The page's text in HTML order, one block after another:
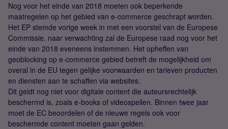
Nog voor het einde van 2018 moeten ook beperkende
maatregelen op het gebied van e-commerce geschrapt worden.
Het EP stemde vorige week in met een voorstel van de Europese
Commissie. naar verwachting zal de Europese raad nog voor het
einde van 2018 eveneens instemmen. Het opheffen van
geoblocking op e-commerce gebied betreft de mogelijkheid om
overal in de EU tegen gelijke voorwaarden en tarieven producten
en diensten aan te schaffen via websites.
Dit geldt nog niet voor digitale content die auteursrechtelijk
beschermd is, zoals e-books of videospellen. Binnen twee jaar
moet de EC beoordelen of de nieuwe regels ook voor
beschermde content moeten gaan gelden.